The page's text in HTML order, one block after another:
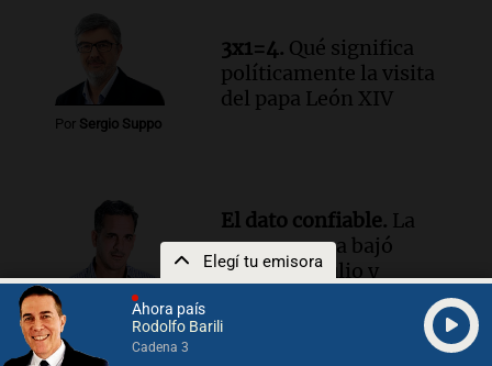
Ahora país
Rodolfo Barili
Cadena 3
Elegí tu emisora
Por Sergio Suppo
3x1=4. Qué significa
políticamente la visita
del papa León XIV
Por
Federico Albarenque
El dato confiable. La
carne vacuna bajó
0,02% en julio y
acumula cuatro meses
sin aumentos